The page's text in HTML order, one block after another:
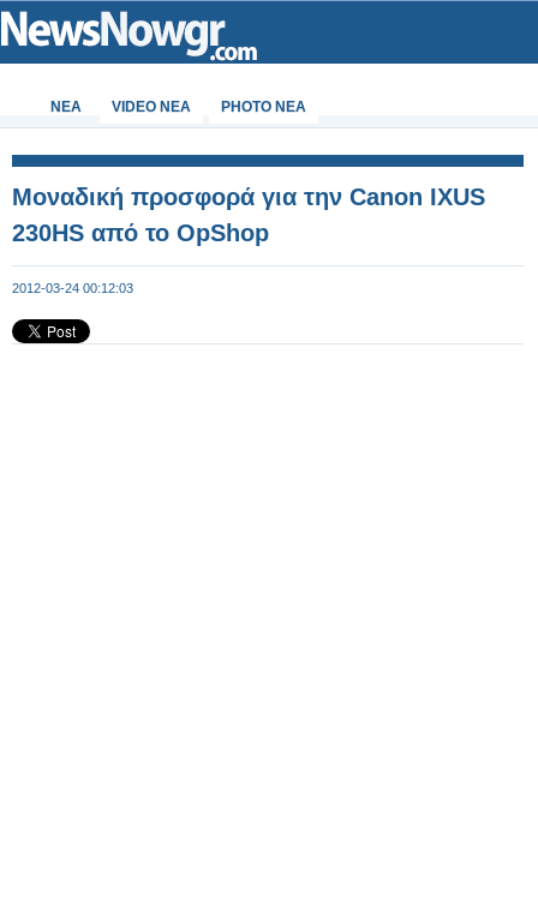
ΝΕΑ VIDEO NEA PHOTO NEA
Μοναδική προσφορά για την Canon IXUS
230HS από το OpShop
2012-03-24 00:12:03